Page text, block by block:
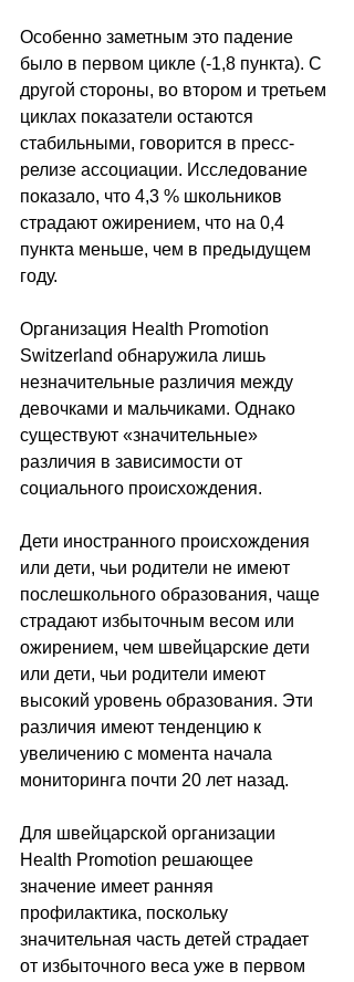
Особенно заметным это падение
было в первом цикле (-1,8 пункта). С
другой стороны, во втором и третьем
циклах показатели остаются
стабильными, говорится в пресс-
релизе ассоциации. Исследование
показало, что 4,3 % школьников
страдают ожирением, что на 0,4
пункта меньше, чем в предыдущем
году.
Организация Health Promotion
Switzerland обнаружила лишь
незначительные различия между
девочками и мальчиками. Однако
существуют «значительные»
различия в зависимости от
социального происхождения.
Дети иностранного происхождения
или дети, чьи родители не имеют
послешкольного образования, чаще
страдают избыточным весом или
ожирением, чем швейцарские дети
или дети, чьи родители имеют
высокий уровень образования. Эти
различия имеют тенденцию к
увеличению с момента начала
мониторинга почти 20 лет назад.
Для швейцарской организации
Health Promotion решающее
значение имеет ранняя
профилактика, поскольку
значительная часть детей страдает
от избыточного веса уже в первом